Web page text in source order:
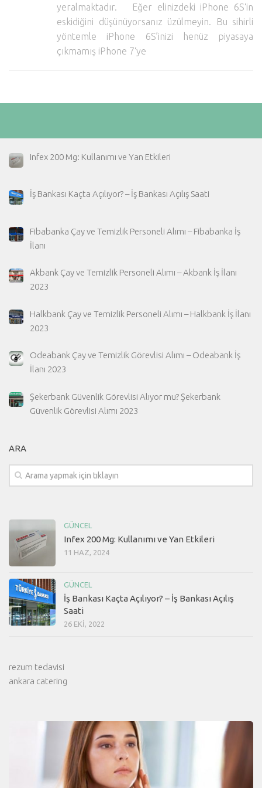
Hayattan Kesitler
yeralmaktadır. Eğer elinizdeki iPhone 6S‘in
eskidiğini düşünüyorsanız üzülmeyin. Bu sihirli
yöntemle iPhone 6S’inizi henüz piyasaya
çıkmamış iPhone 7‘ye
Infex 200 Mg: Kullanımı ve Yan Etkileri
İş Bankası Kaçta Açılıyor? – İş Bankası Açılış Saati
Fibabanka Çay ve Temizlik Personeli Alımı – Fibabanka İş
İlanı
Akbank Çay ve Temizlik Personeli Alımı – Akbank İş İlanı
2023
Halkbank Çay ve Temizlik Personeli Alımı – Halkbank İş İlanı
2023
Odeabank Çay ve Temizlik Görevlisi Alımı – Odeabank İş
İlanı 2023
Şekerbank Güvenlik Görevlisi Alıyor mu? Şekerbank
Güvenlik Görevlisi Alımı 2023
ARA
GÜNCEL
Infex 200 Mg: Kullanımı ve Yan Etkileri
11 HAZ, 2024
GÜNCEL
İş Bankası Kaçta Açılıyor? – İş Bankası Açılış
Saati
26 EKI, 2022
rezum tedavisi
ankara catering